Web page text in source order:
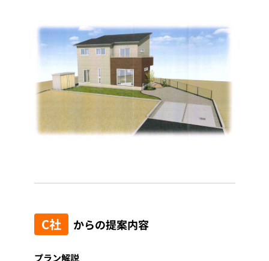
C社 からの提案内容
プラン解説